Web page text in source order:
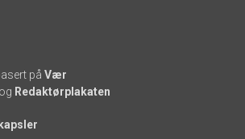
på Vær
og Redaktørplakaten